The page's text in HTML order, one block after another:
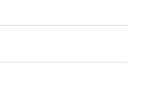
的可能。
点。